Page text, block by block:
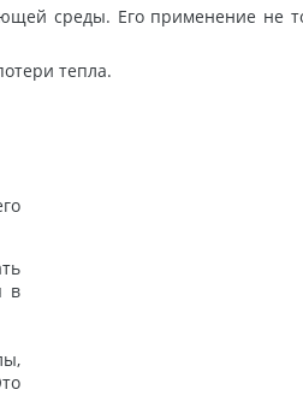
среды. Его применение не
тепла.
в